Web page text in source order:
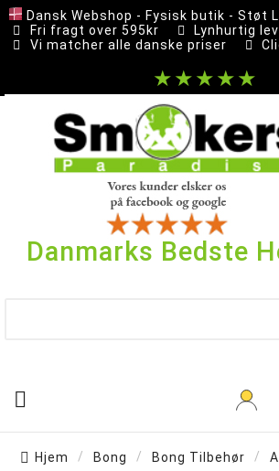
Dansk Webshop - Fysisk butik - Støt
Fri fragt over 595kr
Lynhurtig
Vi matcher alle danske priser
★★★★★
Danmarks Bedste

Hjem Bong Bong Tilbehør